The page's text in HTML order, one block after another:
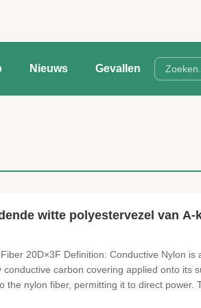
Nieuws Gevallen
witte polyestervezel van
20D×3F Definition: Conductive Nylon is
carbon covering applied onto its
the nylon fiber, permitting it to direct power.